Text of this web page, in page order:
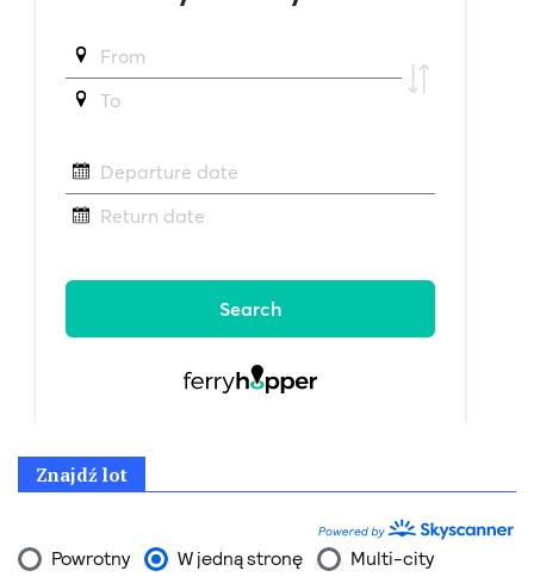
Znajdź lot